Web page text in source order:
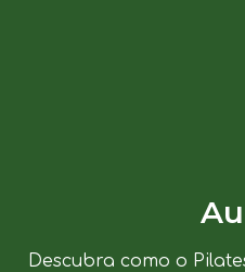
Descubra como o